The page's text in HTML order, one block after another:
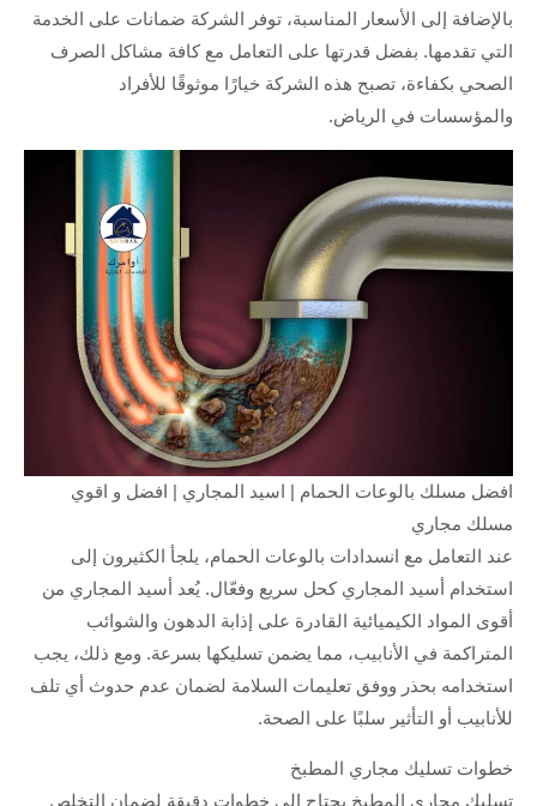
بالإضافة إلى الأسعار المناسبة، توفر الشركة ضمانات على الخدمة
التي تقدمها. بفضل قدرتها على التعامل مع كافة مشاكل الصرف
الصحي بكفاءة، تصبح هذه الشركة خيارًا موثوقًا للأفراد
والمؤسسات في الرياض.
افضل مسلك بالوعات الحمام | اسيد المجاري | افضل و اقوي
مسلك مجاري
عند التعامل مع انسدادات بالوعات الحمام، يلجأ الكثيرون إلى
استخدام أسيد المجاري كحل سريع وفعّال. يُعد أسيد المجاري من
أقوى المواد الكيميائية القادرة على إذابة الدهون والشوائب
المتراكمة في الأنابيب، مما يضمن تسليكها بسرعة. ومع ذلك، يجب
استخدامه بحذر ووفق تعليمات السلامة لضمان عدم حدوث أي تلف
للأنابيب أو التأثير سلبًا على الصحة.
خطوات تسليك مجاري المطبخ
تسليك مجاري المطبخ يحتاج إلى خطوات دقيقة لضمان التخلص